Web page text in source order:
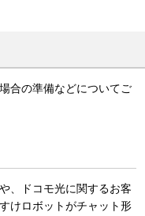
合の準備などについてご
、ドコモ光に関するお客
けロボットがチャット形